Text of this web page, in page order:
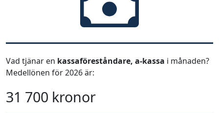
Vad tjänar en kassaföreståndare, a-kassa i månaden?
Medellönen för 2026 är:
31 700 kronor